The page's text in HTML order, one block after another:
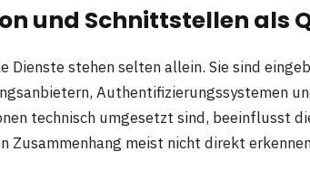
und Schnittstellen als
Dienste stehen selten allein. Sie sind
Authentifizierungssystemen
technisch umgesetzt sind, beeinflusst
Zusammenhang meist nicht direkt